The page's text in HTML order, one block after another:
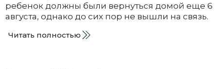
ребенок должны были вернуться домой еще 6
августа, однако до сих пор не вышли на связь.
Читать полностью